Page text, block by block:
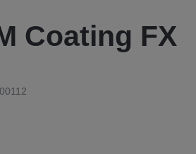
Coating FX